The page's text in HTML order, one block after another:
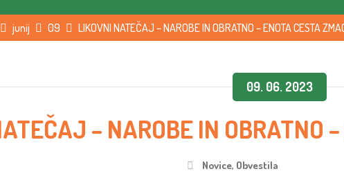
junij 09 LIKOVNI NATEČAJ – NAROBE IN OBRATNO – ENOTA CESTA
09. 06. 2023
– NAROBE IN OBRATNO
Novice, Obvestila